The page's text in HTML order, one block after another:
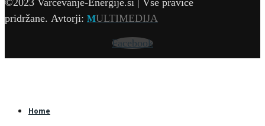
©2023 Varcevanje-Energije.si | Vse pravice
pridržane. Avtorji: MULTIMEDIJA
Facebook
Home